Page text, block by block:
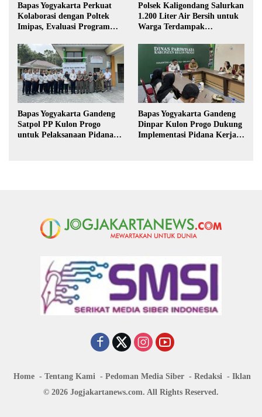
Bapas Yogyakarta Perkuat
Kolaborasi dengan Poltek
Imipas, Evaluasi Program
Polsek Kaligondang Salurkan
1.200 Liter Air Bersih untuk
Warga Terdampak
Bapas Yogyakarta Gandeng
Satpol PP Kulon Progo
untuk Pelaksanaan Pidana
Bapas Yogyakarta Gandeng
Dinpar Kulon Progo Dukung
Implementasi Pidana Kerja
Home Tentang Kami Pedoman Media Siber Redaksi
Iklan
© 2026 Jogjakartanews.com. All Rights Reserved.